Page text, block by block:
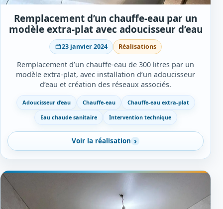
Remplacement d’un chauffe-eau par un
modèle extra-plat avec adoucisseur d’eau
23 janvier 2024 Réalisations
Remplacement d’un chauffe-eau de 300 litres par un
modèle extra-plat, avec installation d’un adoucisseur
d’eau et création des réseaux associés.
Adoucisseur d’eau Chauffe-eau
Chauffe-eau extra-plat
Eau chaude sanitaire
Intervention technique
Voir la réalisation